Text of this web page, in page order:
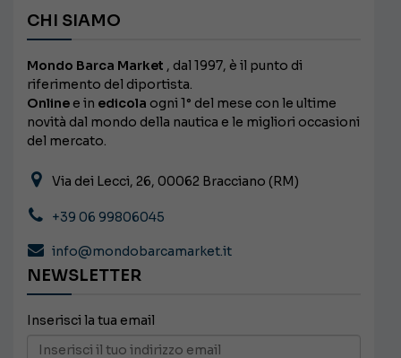
CHI SIAMO
Mondo Barca Market , dal 1997, è il punto di
riferimento del diportista.
Online e in edicola ogni 1° del mese con le ultime
novità dal mondo della nautica e le migliori occasioni
del mercato.
Via dei Lecci, 26, 00062 Bracciano (RM)
+39 06 99806045
info@mondobarcamarket.it
NEWSLETTER
Inserisci la tua email